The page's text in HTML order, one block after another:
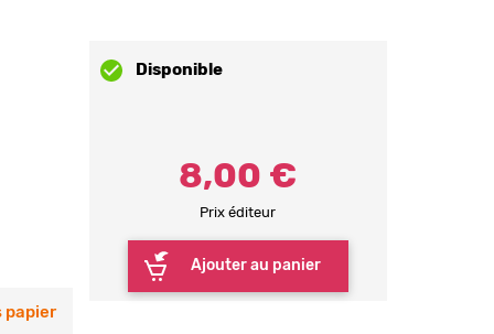
papier
Disponible
Prix éditeur
8,00 €
Ajouter au panier